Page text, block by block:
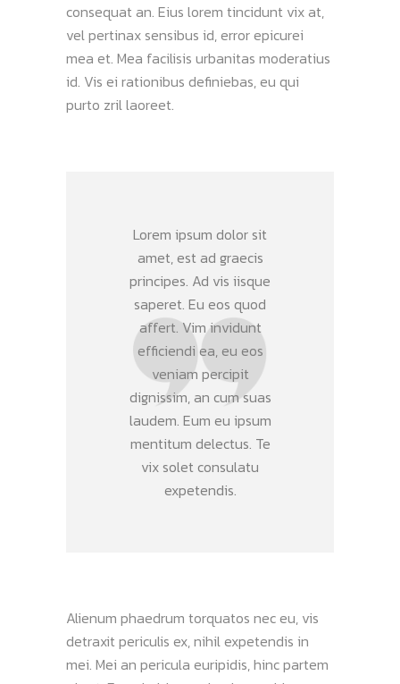
consequat an. Eius lorem tincidunt vix at,
vel pertinax sensibus id, error epicurei
mea et. Mea facilisis urbanitas moderatius
id. Vis ei rationibus definiebas, eu qui
purto zril laoreet.
Lorem ipsum dolor sit
amet, est ad graecis
principes. Ad vis iisque
saperet. Eu eos quod
affert. Vim invidunt
efficiendi ea, eu eos
veniam percipit
dignissim, an cum suas
laudem. Eum eu ipsum
mentitum delectus. Te
vix solet consulatu
expetendis.
Alienum phaedrum torquatos nec eu, vis
detraxit periculis ex, nihil expetendis in
mei. Mei an pericula euripidis, hinc partem